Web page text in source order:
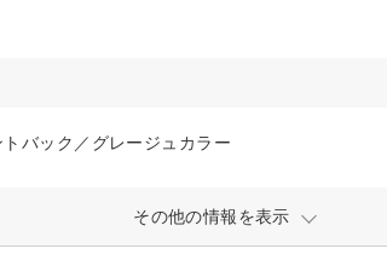
バック／グレージュカラー
その他の情報を表示